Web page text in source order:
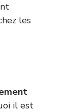
les
il est